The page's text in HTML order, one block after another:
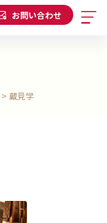
お問い合わせ
> 蔵見学